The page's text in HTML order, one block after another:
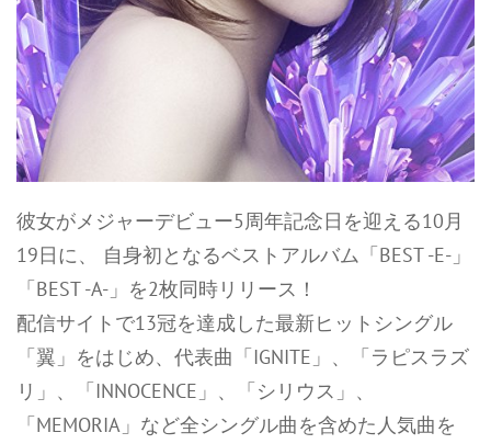
彼女がメジャーデビュー5周年記念日を迎える10月
19日に、 自身初となるベストアルバム「BEST -E-」
「BEST -A-」を2枚同時リリース！
配信サイトで13冠を達成した最新ヒットシングル
「翼」をはじめ、代表曲「IGNITE」、「ラピスラズ
リ」、「INNOCENCE」、「シリウス」、
「MEMORIA」など全シングル曲を含めた人気曲を